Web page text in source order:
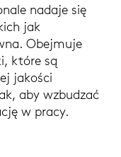
nadaje się
jak
Obejmuje
które są
jakości
aby wzbudzać
w pracy.